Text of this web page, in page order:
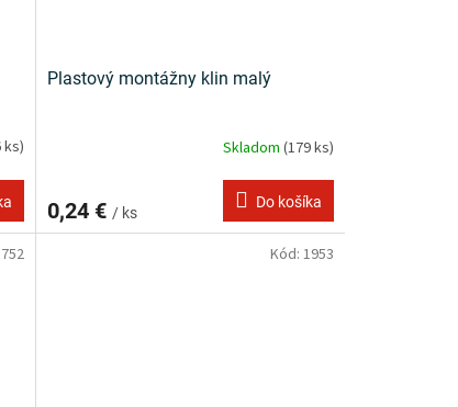
ks)
Plastový montážny klin malý
Skladom (179 ks)
0,24 € / ks
Do košíka
Kód: 1953